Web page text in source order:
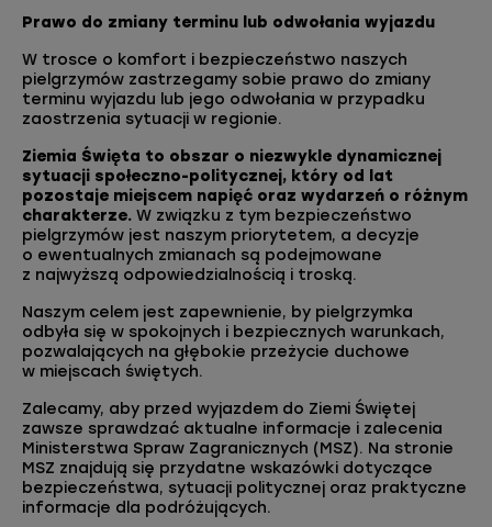
Prawo do zmiany terminu lub odwołania wyjazdu
W trosce o komfort i bezpieczeństwo naszych
pielgrzymów zastrzegamy sobie prawo do zmiany
terminu wyjazdu lub jego odwołania w przypadku
zaostrzenia sytuacji w regionie.
Ziemia Święta to obszar o niezwykle dynamicznej
sytuacji społeczno-politycznej, który od lat
pozostaje miejscem napięć oraz wydarzeń o różnym
charakterze. W związku z tym bezpieczeństwo
pielgrzymów jest naszym priorytetem, a decyzje
o ewentualnych zmianach są podejmowane
z najwyższą odpowiedzialnością i troską.
Naszym celem jest zapewnienie, by pielgrzymka
odbyła się w spokojnych i bezpiecznych warunkach,
pozwalających na głębokie przeżycie duchowe
w miejscach świętych.
Zalecamy, aby przed wyjazdem do Ziemi Świętej
zawsze sprawdzać aktualne informacje i zalecenia
Ministerstwa Spraw Zagranicznych (MSZ). Na stronie
MSZ znajdują się przydatne wskazówki dotyczące
bezpieczeństwa, sytuacji politycznej oraz praktyczne
informacje dla podróżujących.